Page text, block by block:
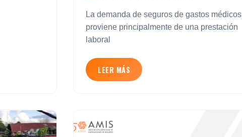
La demanda de seguros de gastos médicos
proviene principalmente de una prestación
laboral
LEER MÁS